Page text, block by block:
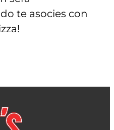
te asocies con